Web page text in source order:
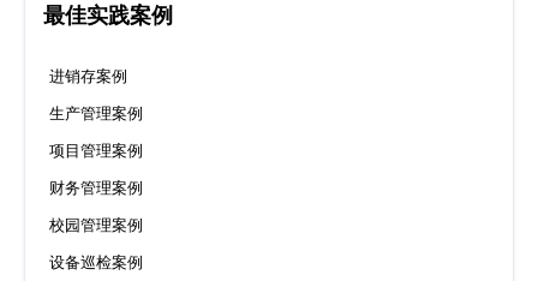
最佳实践案例
进销存案例
生产管理案例
项目管理案例
财务管理案例
校园管理案例
设备巡检案例